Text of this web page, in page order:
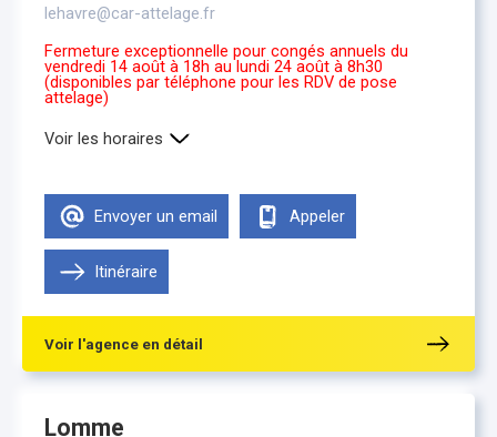
lehavre@car-attelage.fr
Fermeture exceptionnelle pour congés annuels du
vendredi 14 août à 18h au lundi 24 août à 8h30
(disponibles par téléphone pour les RDV de pose
attelage)
Voir les horaires
Mardi
8h30-12h30 , 14h00-18h00
Mercredi 8h30-12h30 , 14h00-18h00
Jeudi 8h30-12h30 , 14h00-18h00
Vendredi
8h30-12h30 , 14h00-17h00
Samedi Fermé
Envoyer un email Appeler
Itinéraire
Voir l'agence en détail
Lomme